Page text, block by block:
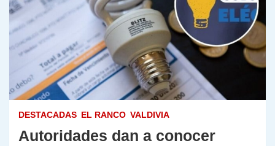
DESTACADAS EL RANCO VALDIVIA
Autoridades dan a conocer